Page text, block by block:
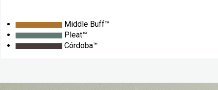
Middle Buff™
Pleat™
Córdoba™